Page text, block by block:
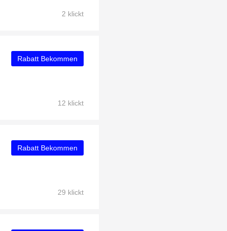
2 klickt
Rabatt Bekommen
12 klickt
Rabatt Bekommen
29 klickt